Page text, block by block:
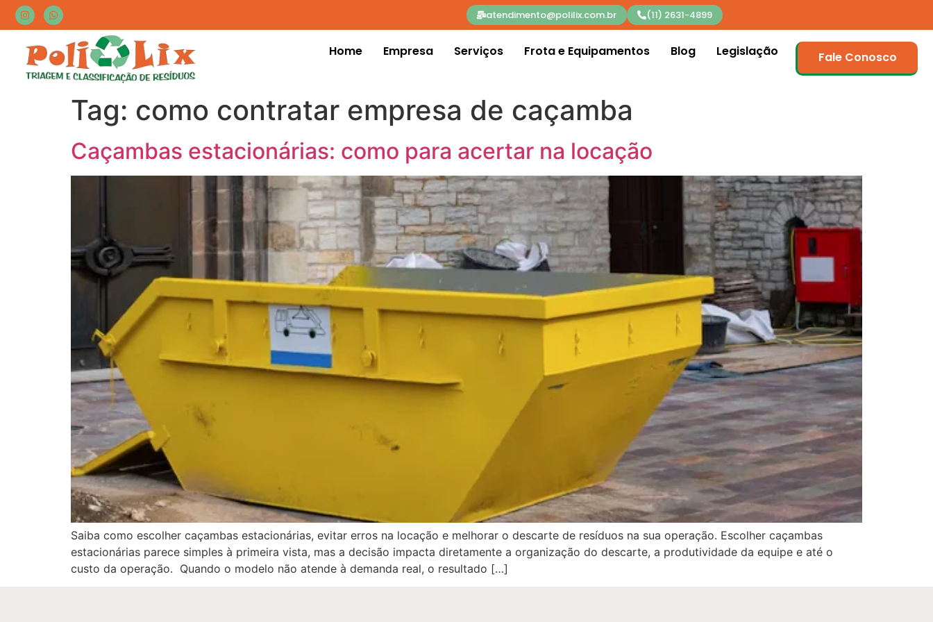
atendimento@polilix.com.br (11) 2631-4899
Home Empresa Serviços Frota e Equipamentos Blog Legislação Fale Conosco
Tag: como contratar empresa de caçamba
Caçambas estacionárias: como para acertar na locação
Saiba como escolher caçambas estacionárias, evitar erros na locação e melhorar o descarte de resíduos na sua operação. Escolher caçambas
estacionárias parece simples à primeira vista, mas a decisão impacta diretamente a organização do descarte, a produtividade da equipe e até o
custo da operação. Quando o modelo não atende à demanda real, o resultado […]